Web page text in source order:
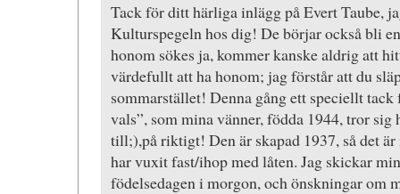
Tack för ditt härliga inlägg på Evert Taube,
Kulturspegeln hos dig! De börjar också bli
honom sökes ja, kommer kanske aldrig att
värdefullt att ha honom; jag förstår att du
sommarstället! Denna gång ett speciellt
vals”, som mina vänner, födda 1944, tror sig
till;),på riktigt! Den är skapad 1937, så det
har vuxit fast/ihop med låten. Jag skickar
födelsedagen i morgon, och önskningar om